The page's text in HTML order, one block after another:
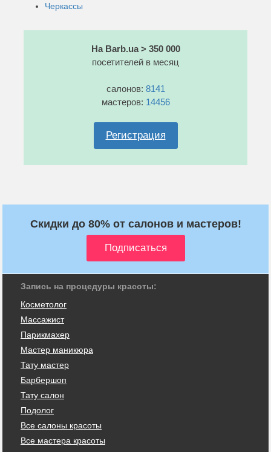
Черкассы
На Barb.ua > 350 000
посетителей в месяц
салонов: 8141
мастеров: 14456
Регистрация
Скидки до 80% от салонов и мастеров!
Запись на процедуры красоты:
Косметолог
Массажист
Парикмахер
Мастер маникюра
Тату мастер
Барбершоп
Тату салон
Подолог
Все салоны красоты
Все мастера красоты